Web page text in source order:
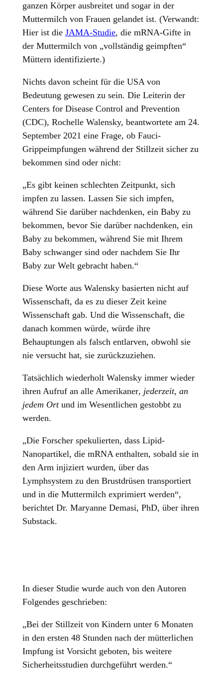
ganzen Körper ausbreitet und sogar in der
Muttermilch von Frauen gelandet ist. (Verwandt:
Hier ist dieJAMA-Studie, die mRNA-Gifte in
der Muttermilch von „vollständig geimpften“
Müttern identifizierte.)
Nichts davon scheint für die USA von
Bedeutung gewesen zu sein. Die Leiterin der
Centers for Disease Control and Prevention
(CDC), Rochelle Walensky, beantwortete am 24.
September 2021 eine Frage, ob Fauci-
Grippeimpfungen während der Stillzeit sicher zu
bekommen sind oder nicht:
„Es gibt keinen schlechten Zeitpunkt, sich
impfen zu lassen. Lassen Sie sich impfen,
während Sie darüber nachdenken, ein Baby zu
bekommen, bevor Sie darüber nachdenken, ein
Baby zu bekommen, während Sie mit Ihrem
Baby schwanger sind oder nachdem Sie Ihr
Baby zur Welt gebracht haben.“
Diese Worte aus Walensky basierten nicht auf
Wissenschaft, da es zu dieser Zeit keine
Wissenschaft gab. Und die Wissenschaft, die
danach kommen würde, würde ihre
Behauptungen als falsch entlarven, obwohl sie
nie versucht hat, sie zurückzuziehen.
Tatsächlich wiederholt Walensky immer wieder
ihren Aufruf an alle Amerikaner, jederzeit, an
jedem Ortund im Wesentlichen gestobbt zu
werden.
„Die Forscher spekulierten, dass Lipid-
Nanopartikel, die mRNA enthalten, sobald sie in
den Arm injiziert wurden, über das
Lymphsystem zu den Brustdrüsen transportiert
und in die Muttermilch exprimiert werden“,
berichtet Dr. Maryanne Demasi, PhD, über ihren
Substack.
In dieser Studie wurde auch von den Autoren
Folgendes geschrieben:
„Bei der Stillzeit von Kindern unter 6 Monaten
in den ersten 48 Stunden nach der mütterlichen
Impfung ist Vorsicht geboten, bis weitere
Sicherheitsstudien durchgeführt werden.“